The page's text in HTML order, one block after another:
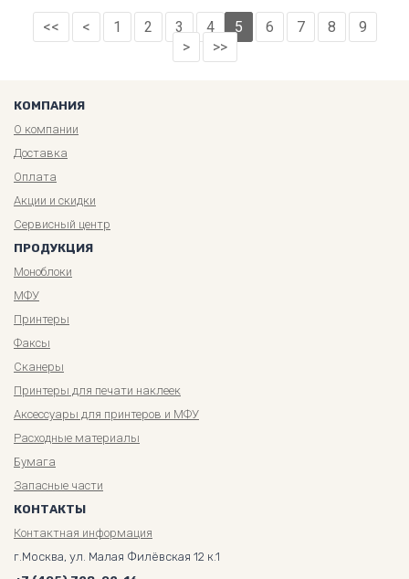
<< < 1 2 3 4 5 6 7 8
9
>
>>
КОМПАНИЯ
О компании
Доставка
Оплата
Акции и скидки
Сервисный центр
ПРОДУКЦИЯ
Моноблоки
МФУ
Принтеры
Факсы
Сканеры
Принтеры для печати наклеек
Аксессуары для принтеров и МФУ
Расходные материалы
Бумага
Запасные части
КОНТАКТЫ
Контактная информация
г.Москва, ул. Малая Филёвская 12 к.1